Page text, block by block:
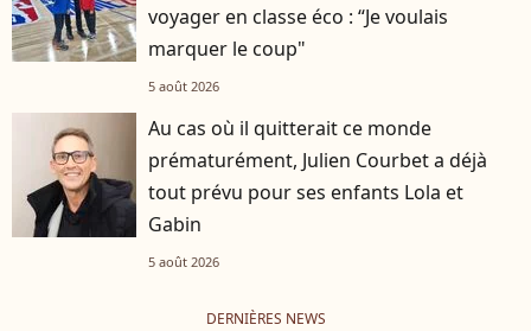
voyager en classe éco : “Je voulais
marquer le coup"
5 août 2026
Au cas où il quitterait ce monde
prématurément, Julien Courbet a déjà
tout prévu pour ses enfants Lola et
Gabin
5 août 2026
DERNIÈRES NEWS